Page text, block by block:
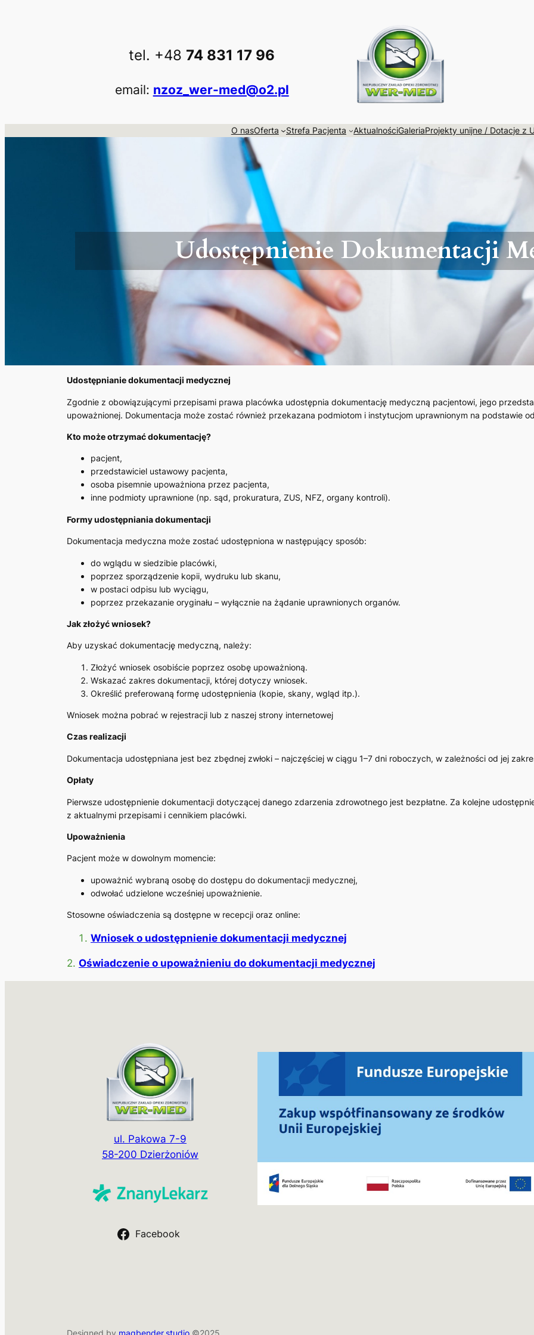
tel. +48 74 831 17 96
email: nzoz_wer-med@o2.pl
O nasOferta Strefa Pacjenta AktualnościGaleriaProjekty unijne / Dotacje z
Udostępnienie Dokumentacji
Udostępnianie dokumentacji medycznej
Zgodnie z obowiązującymi przepisami prawa placówka udostępnia dokumentację medyczną pacjentowi, jego
upoważnionej. Dokumentacja może zostać również przekazana podmiotom i instytucjom uprawnionym na podstawie
Kto może otrzymać dokumentację?
pacjent,
przedstawiciel ustawowy pacjenta,
osoba pisemnie upoważniona przez pacjenta,
inne podmioty uprawnione (np. sąd, prokuratura, ZUS, NFZ, organy kontroli).
Formy udostępniania dokumentacji
Dokumentacja medyczna może zostać udostępniona w następujący sposób:
do wglądu w siedzibie placówki,
poprzez sporządzenie kopii, wydruku lub skanu,
w postaci odpisu lub wyciągu,
poprzez przekazanie oryginału – wyłącznie na żądanie uprawnionych organów.
Jak złożyć wniosek?
Aby uzyskać dokumentację medyczną, należy:
Złożyć wniosek osobiście poprzez osobę upoważnioną.
Wskazać zakres dokumentacji, której dotyczy wniosek.
Określić preferowaną formę udostępnienia (kopie, skany, wgląd itp.).
Wniosek można pobrać w rejestracji lub z naszej strony internetowej
Czas realizacji
Dokumentacja udostępniana jest bez zbędnej zwłoki – najczęściej w ciągu 1–7 dni roboczych, w zależności od jej
Opłaty
Pierwsze udostępnienie dokumentacji dotyczącej danego zdarzenia zdrowotnego jest bezpłatne. Za kolejne
z aktualnymi przepisami i cennikiem placówki.
Upoważnienia
Pacjent może w dowolnym momencie:
upoważnić wybraną osobę do dostępu do dokumentacji medycznej,
odwołać udzielone wcześniej upoważnienie.
Stosowne oświadczenia są dostępne w recepcji oraz online:
Wniosek o udostępnienie dokumentacji medycznej
2. Oświadczenie o upoważnieniu do dokumentacji medycznej
ul. Pakowa 7-9
58-200 Dzierżoniów
Facebook
Designed by magbender.studio ©2025